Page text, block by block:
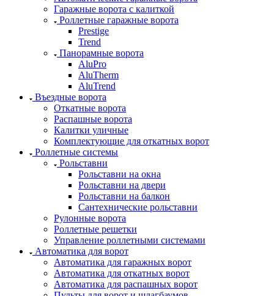
Гаражные ворота с калиткой
Роллетные гаражные ворота
Prestige
Trend
Панорамные ворота
AluPro
AluTherm
AluTrend
Въездные ворота
Откатные ворота
Распашные ворота
Калитки уличные
Комплектующие для откатных ворот
Роллетные системы
Рольставни
Рольставни на окна
Рольставни на двери
Рольставни на балкон
Сантехнические рольставни
Рулонные ворота
Роллетные решетки
Управление роллетными системами
Автоматика для ворот
Автоматика для гаражных ворот
Автоматика для откатных ворот
Автоматика для распашных ворот